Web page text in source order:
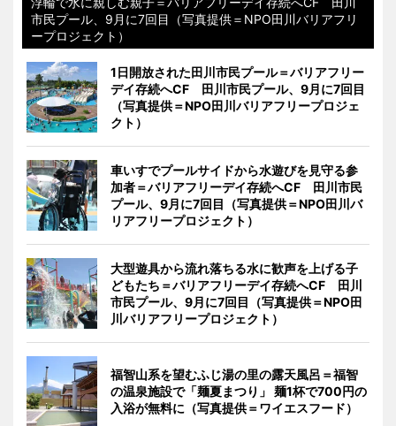
市民プール、9月に7回目（写真提供＝NPO田川バリアフリ
ープロジェクト）
1日開放された田川市民プール＝バリアフリー
デイ存続へCF 田川市民プール、9月に7回目
（写真提供＝NPO田川バリアフリープロジェ
クト）
車いすでプールサイドから水遊びを見守る参
加者＝バリアフリーデイ存続へCF 田川市民
プール、9月に7回目（写真提供＝NPO田川バ
リアフリープロジェクト）
大型遊具から流れ落ちる水に歓声を上げる子
どもたち＝バリアフリーデイ存続へCF 田川
市民プール、9月に7回目（写真提供＝NPO田
川バリアフリープロジェクト）
福智山系を望むふじ湯の里の露天風呂＝福智
の温泉施設で「麺夏まつり」 麺1杯で700円の
入浴が無料に（写真提供＝ワイエスフード）